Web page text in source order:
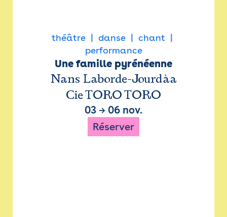
théâtre danse
chant
performance
Une famille pyrénéenne
Nans Laborde-Jourdàa
Cie TORO TORO
03 → 06 nov.
Réserver